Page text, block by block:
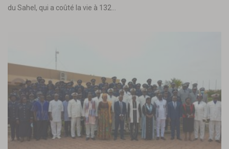
du Sahel, qui a coûté la vie à 132…